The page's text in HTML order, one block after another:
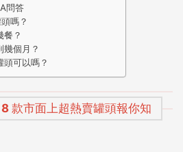
問答
嗎？
餐？
幾個月？
頭可以嗎？
款市面上超熱賣罐頭報你知